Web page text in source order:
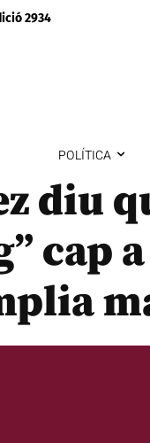
2934
POLÍTICA
diu
cap